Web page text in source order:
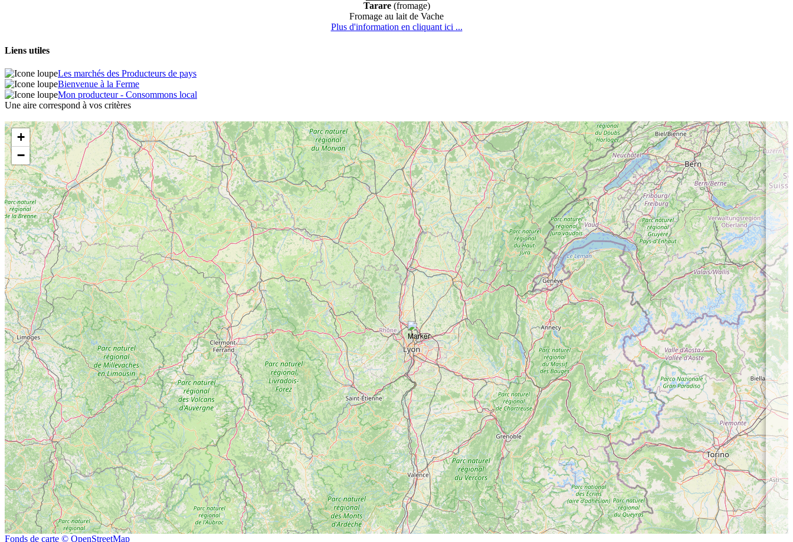
Tarare(fromage)
Fromage au lait de Vache
Plus d'information en cliquant ici ...
Liens utiles
Les marchés des Producteurs de pays
Bienvenue à la Ferme
Mon producteur - Consommons local
Une aire correspond à vos critères
+
−
Fonds de carte © OpenStreetMap